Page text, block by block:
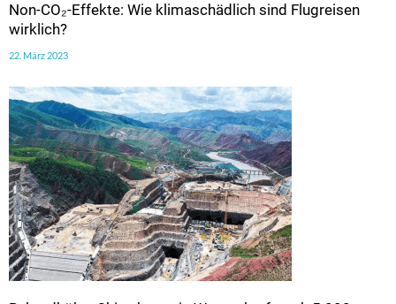
Non-CO₂-Effekte: Wie klimaschädlich sind Flugreisen
wirklich?
22. März 2023